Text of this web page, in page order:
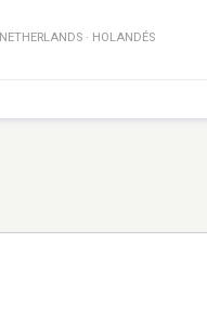
NETHERLANDS · HOLANDÉS